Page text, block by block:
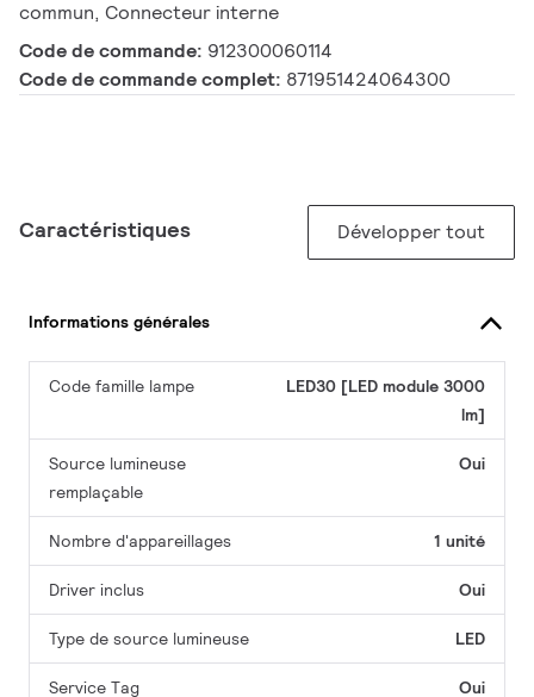
commun, Connecteur interne
Code de commande: 912300060114
Code de commande complet: 871951424064300
Caractéristiques Développer tout
Informations générales
Code famille lampe
LED30 [LED module 3000
lm]
Source lumineuse
remplaçable
Oui
Nombre d'appareillages 1 unité
Driver inclus Oui
Type de source lumineuse LED
Service Tag Oui